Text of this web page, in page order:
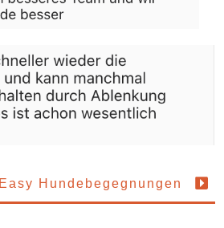
Hundebegegnungen